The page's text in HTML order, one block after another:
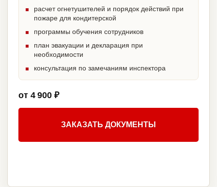
расчет огнетушителей и порядок действий при
пожаре для кондитерской
программы обучения сотрудников
план эвакуации и декларация при
необходимости
консультация по замечаниям инспектора
от 4 900 ₽
ЗАКАЗАТЬ ДОКУМЕНТЫ